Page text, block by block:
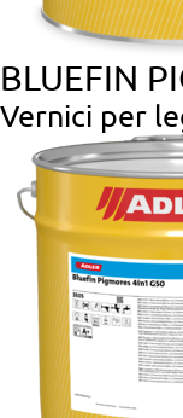
BLUEFIN
Vernici per